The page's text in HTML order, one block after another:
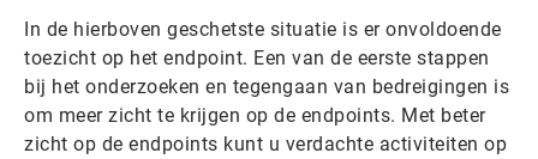
In de hierboven geschetste situatie is er onvoldoende
toezicht op het endpoint. Een van de eerste stappen
bij het onderzoeken en tegengaan van bedreigingen is
om meer zicht te krijgen op de endpoints. Met beter
zicht op de endpoints kunt u verdachte activiteiten op